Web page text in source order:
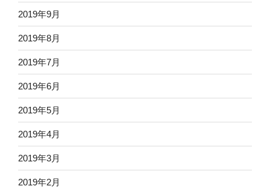
2019年9月
2019年8月
2019年7月
2019年6月
2019年5月
2019年4月
2019年3月
2019年2月